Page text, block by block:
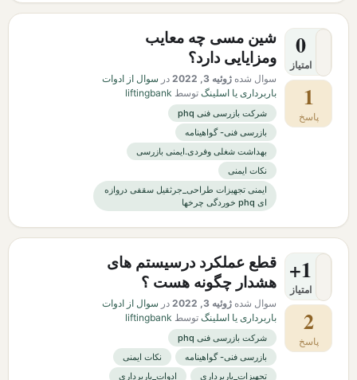
0
امتیاز
1
پاسخ
شین مسی چه معایب
ومزایایی دارد؟
سوال شده ژوئیه 3, 2022 در سوال از ادوات
باربرداری یا اسلینگ توسط liftingbank
شرکت بازرسی فنی phq
بازرسی فنی- گواهینامه
بهداشت شغلی وفردی.ایمنی بازرسی
نکات ایمنی
ایمنی تجهیزات طراحی_جرثقیل سقفی دروازه
ای phq خوردگی چرخها
+1
امتیاز
2
پاسخ
قطع عملکرد درسیستم های
هشدار چگونه هست ؟
سوال شده ژوئیه 3, 2022 در سوال از ادوات
باربرداری یا اسلینگ توسط liftingbank
شرکت بازرسی فنی phq
بازرسی فنی- گواهینامه
نکات ایمنی
تجهیزات_باربرداری
ادوات_باربرداری